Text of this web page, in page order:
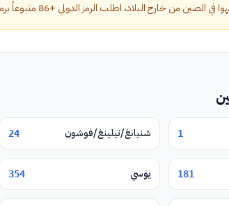
البلاد، اطلب الرمز الدولي +86 متبوعاً برمز المدينة 1300281 ثم رقم الهاتف المحلي بدون الصفر الأول.
1 شنيانغ/تيلينغ/فوشون 24
181 يوسي 354